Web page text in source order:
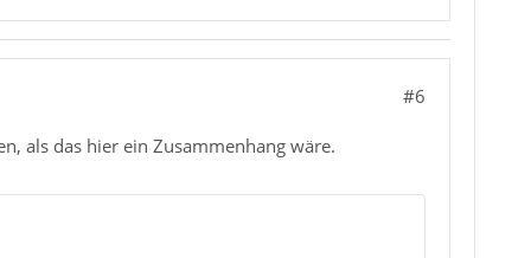
#6
als das hier ein Zusammenhang wäre.